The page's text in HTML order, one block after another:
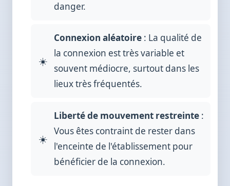
danger.
Connexion aléatoire : La qualité de
la connexion est très variable et
souvent médiocre, surtout dans les
lieux très fréquentés.
Liberté de mouvement restreinte :
Vous êtes contraint de rester dans
l'enceinte de l'établissement pour
bénéficier de la connexion.